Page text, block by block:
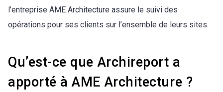
l’entreprise AME Architecture assure le suivi des
opérations pour ses clients sur l’ensemble de leurs sites.
Qu’est-ce que Archireport a
apporté à AME Architecture ?